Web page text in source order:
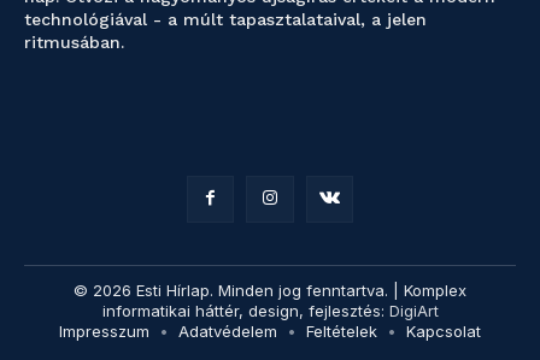
technológiával - a múlt tapasztalataival, a jelen
ritmusában.
© 2026 Esti Hírlap. Minden jog fenntartva. | Komplex
informatikai háttér, design, fejlesztés: DigiArt
Impresszum
Adatvédelem Feltételek Kapcsolat